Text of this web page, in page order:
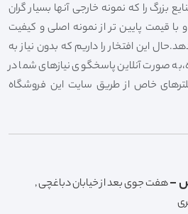
بزرگ را که نمونه خارجی آنها بسیار گران
با قیمت پایین تر از نمونه اصلی و کیفیت
این افتخار را داریم که بدون نیاز به
صورت آنلاین پاسخگوی نیازهای شما در
خاص از طریق سایت این فروشگاه
-هفت جوی بعد از خیابان دباغچی ,